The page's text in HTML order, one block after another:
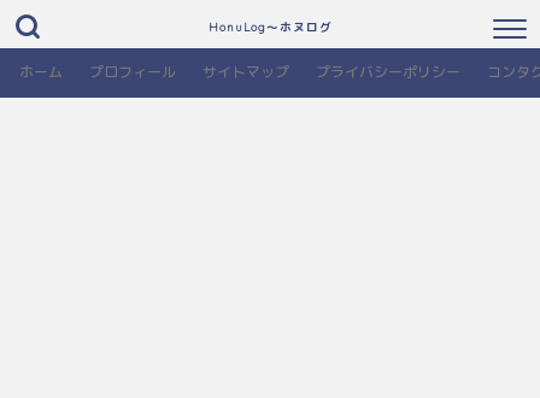
HonuLog～ホヌログ
ホーム プロフィール サイトマップ プライバシーポリシー コンタ